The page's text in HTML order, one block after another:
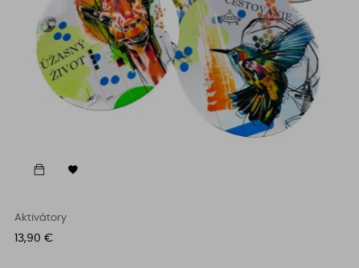

Aktivátory
Cena
13,90 €